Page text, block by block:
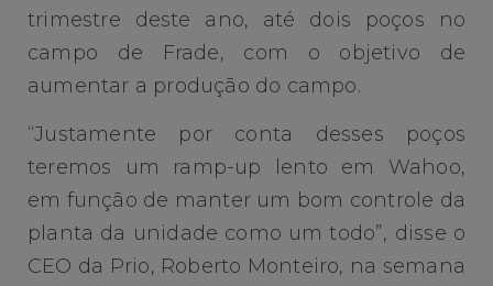
trimestre deste ano, até dois poços no
campo de Frade, com o objetivo de
aumentar a produção do campo.
“Justamente por conta desses poços
teremos um ramp-up lento em Wahoo,
em função de manter um bom controle da
planta da unidade como um todo”, disse o
CEO da Prio, Roberto Monteiro, na semana